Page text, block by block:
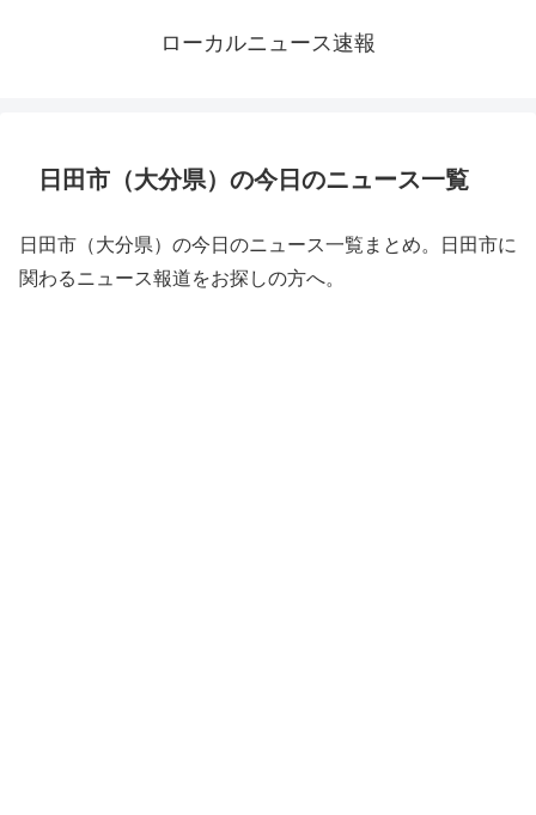
ローカルニュース速報
日田市（大分県）の今日のニュース一覧
日田市（大分県）の今日のニュース一覧まとめ。日田市に
関わるニュース報道をお探しの方へ。